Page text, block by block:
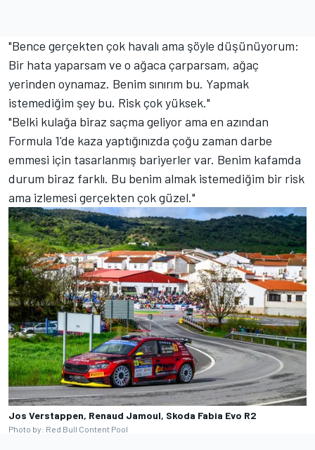
"Bence gerçekten çok havalı ama şöyle düşünüyorum:
Bir hata yaparsam ve o ağaca çarparsam, ağaç
yerinden oynamaz. Benim sınırım bu. Yapmak
istemediğim şey bu. Risk çok yüksek."
"Belki kulağa biraz saçma geliyor ama en azından
Formula 1'de kaza yaptığınızda çoğu zaman darbe
emmesi için tasarlanmış bariyerler var. Benim kafamda
durum biraz farklı. Bu benim almak istemediğim bir risk
ama izlemesi gerçekten çok güzel."
Jos Verstappen, Renaud Jamoul, Skoda Fabia Evo R2
Photo by: Red Bull Content Pool